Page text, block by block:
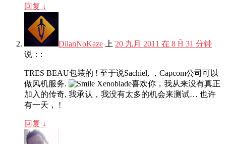
回复 ↓
DilanNoKaze 上 20 九月 2011 在 8 Ĥ 31 分钟
说：:
TRES BEAU包装的 ! 至于说Sachiel, ，Capcom公司可以
做风机服务.
Xenoblade喜欢你，我从来没有真正
加入的传奇, 我承认，我没有太多的机会来测试… 也许
有一天， !
回复 ↓